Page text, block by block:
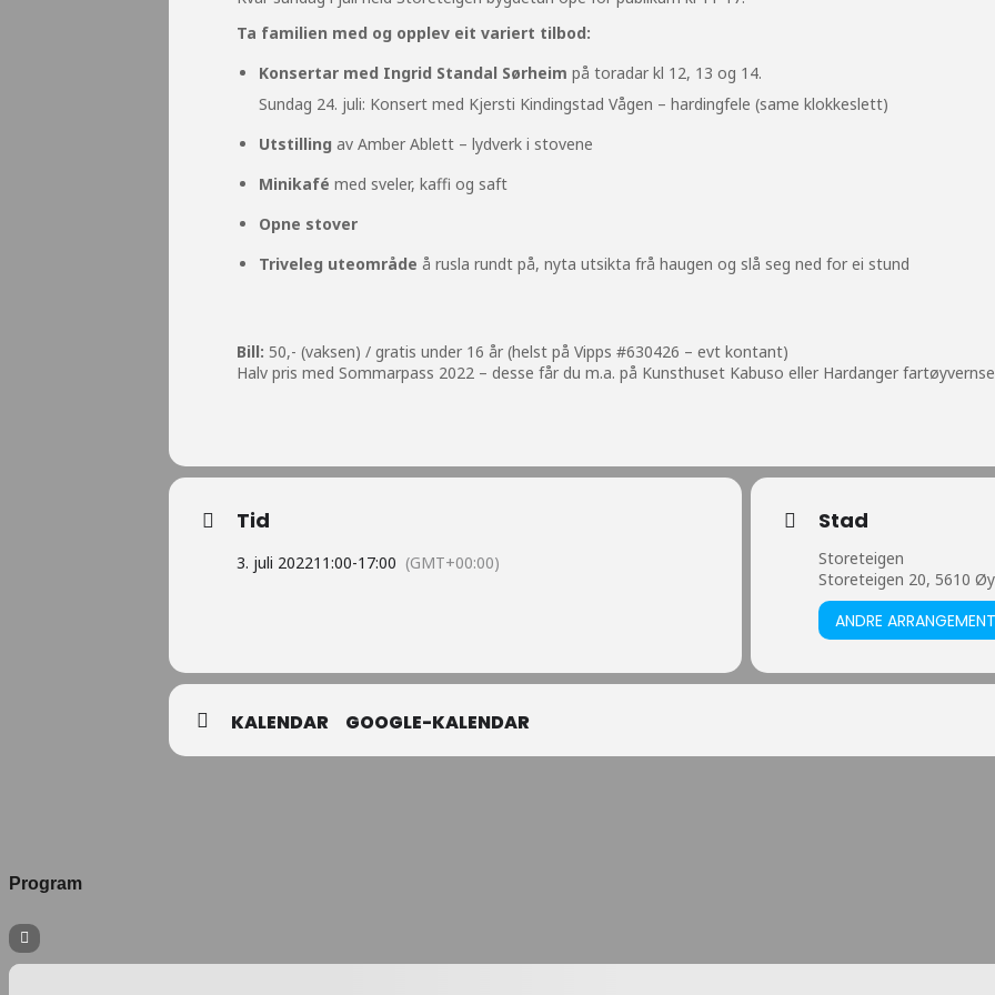
Ta familien med og opplev eit variert tilbod:
Konsertar med Ingrid Standal Sørheim på toradar kl 12, 13 og 14.
Sundag 24. juli: Konsert med Kjersti Kindingstad Vågen – hardingfele (same klokkeslett)
Utstilling av Amber Ablett – lydverk i stovene
Minikafé med sveler, kaffi og saft
Opne stover
Triveleg uteområde å rusla rundt på, nyta utsikta frå haugen og slå seg ned for ei stund
Bill: 50,- (vaksen) / gratis under 16 år (helst på Vipps #630426 – evt kontant)
Halv pris med Sommarpass 2022 – desse får du m.a. på Kunsthuset Kabuso eller Hardanger
Tid
3. juli 202211:00-17:00 (GMT+00:00)
Stad
Storeteigen
Storeteigen 20, 5610
ANDRE ARRANGEMENT
KALENDAR GOOGLE-KALENDAR
Program